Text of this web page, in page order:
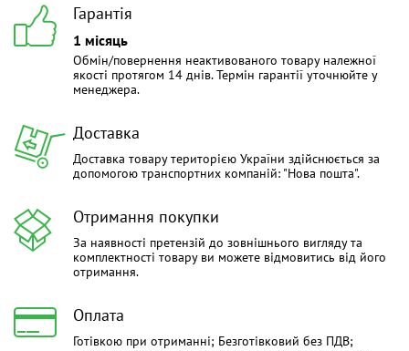
Гарантія
1 місяць
Обмін/повернення неактивованого товару належної
якості протягом 14 днів. Термін гарантії уточнюйте у
менеджера.
Доставка
Доставка товару територією України здійснюється за
допомогою транспортних компаній: "Нова пошта".
Отримання покупки
За наявності претензій до зовнішнього вигляду та
комплектності товару ви можете відмовитись від його
отримання.
Оплата
Готівкою при отриманні; Безготівковий без ПДВ;